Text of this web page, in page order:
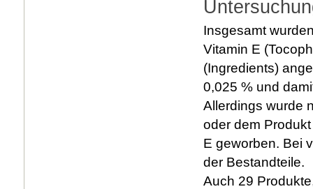
Insgesamt
Vitamin E
(Ingredients)
0,025 % und
Allerdings wurde
oder dem
E geworben. Bei
der Bestandteile.
Auch 29